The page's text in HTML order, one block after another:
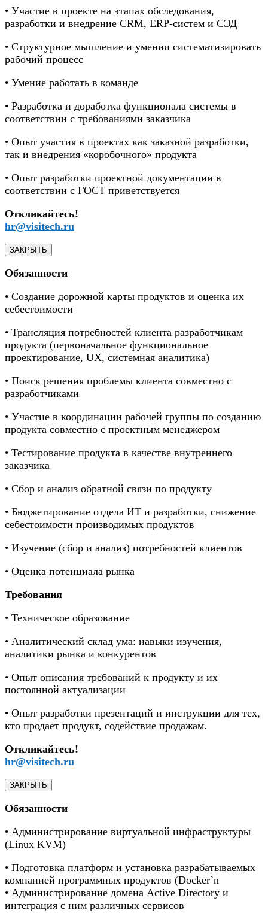
• Участие в проекте на этапах обследования,
разработки и внедрение CRM, ERP-систем и СЭД
• Структурное мышление и умении систематизировать
рабочий процесс
• Умение работать в команде
• Разработка и доработка функционала системы в
соответствии с требованиями заказчика
• Опыт участия в проектах как заказной разработки,
так и внедрения «коробочного» продукта
• Опыт разработки проектной документации в
соответствии с ГОСТ приветствуется
Откликайтесь!
hr@visitech.ru
ЗАКРЫТЬ
Обязанности
• Создание дорожной карты продуктов и оценка их
себестоимости
• Трансляция потребностей клиента разработчикам
продукта (первоначальное функциональное
проектирование, UX, системная аналитика)
• Поиск решения проблемы клиента совместно с
разработчиками
• Участие в координации рабочей группы по созданию
продукта совместно с проектным менеджером
• Тестирование продукта в качестве внутреннего
заказчика
• Сбор и анализ обратной связи по продукту
• Бюджетирование отдела ИТ и разработки, снижение
себестоимости производимых продуктов
• Изучение (сбор и анализ) потребностей клиентов
• Оценка потенциала рынка
Требования
• Техническое образование
• Аналитический склад ума: навыки изучения,
аналитики рынка и конкурентов
• Опыт описания требований к продукту и их
постоянной актуализации
• Опыт разработки презентаций и инструкции для тех,
кто продает продукт, содействие продажам.
Откликайтесь!
hr@visitech.ru
ЗАКРЫТЬ
Обязанности
• Администрирование виртуальной инфраструктуры
(Linux KVM)
• Подготовка платформ и установка разрабатываемых
компанией программных продуктов (Docker`n
• Администрирование домена Active Directory и
интеграция с ним различных сервисов